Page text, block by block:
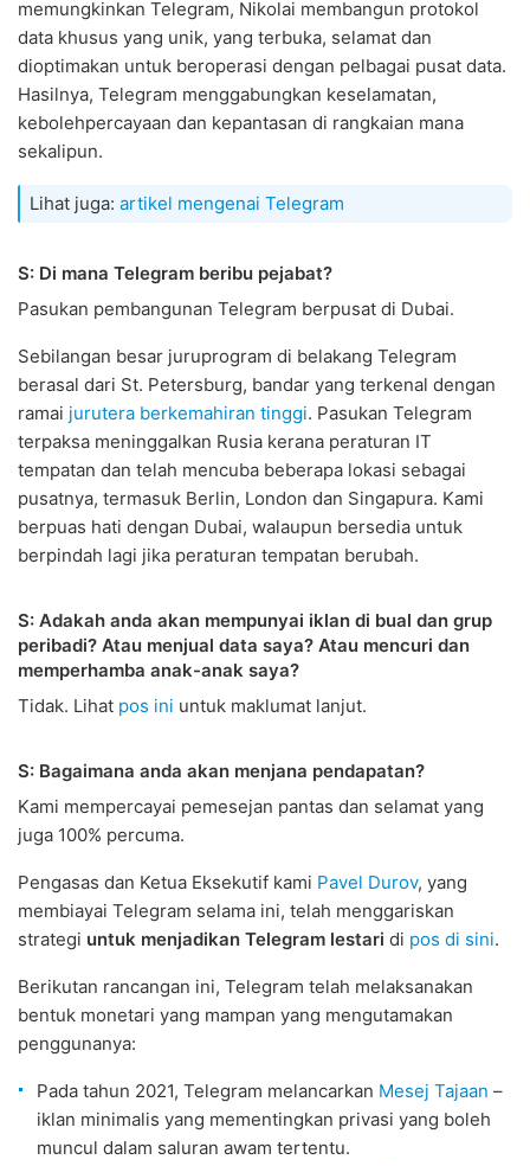
memungkinkan Telegram, Nikolai membangun protokol
data khusus yang unik, yang terbuka, selamat dan
dioptimakan untuk beroperasi dengan pelbagai pusat data.
Hasilnya, Telegram menggabungkan keselamatan,
kebolehpercayaan dan kepantasan di rangkaian mana
sekalipun.
Lihat juga: artikel mengenai Telegram
S: Di mana Telegram beribu pejabat?
Pasukan pembangunan Telegram berpusat di Dubai.
Sebilangan besar juruprogram di belakang Telegram
berasal dari St. Petersburg, bandar yang terkenal dengan
ramai jurutera berkemahiran tinggi. Pasukan Telegram
terpaksa meninggalkan Rusia kerana peraturan IT
tempatan dan telah mencuba beberapa lokasi sebagai
pusatnya, termasuk Berlin, London dan Singapura. Kami
berpuas hati dengan Dubai, walaupun bersedia untuk
berpindah lagi jika peraturan tempatan berubah.
S: Adakah anda akan mempunyai iklan di bual dan grup
peribadi? Atau menjual data saya? Atau mencuri dan
memperhamba anak-anak saya?
Tidak. Lihat pos ini untuk maklumat lanjut.
S: Bagaimana anda akan menjana pendapatan?
Kami mempercayai pemesejan pantas dan selamat yang
juga 100% percuma.
Pengasas dan Ketua Eksekutif kami Pavel Durov, yang
membiayai Telegram selama ini, telah menggariskan
strategi untuk menjadikan Telegram lestari di pos di sini.
Berikutan rancangan ini, Telegram telah melaksanakan
bentuk monetari yang mampan yang mengutamakan
penggunanya:
Pada tahun 2021, Telegram melancarkan Mesej Tajaan –
iklan minimalis yang mementingkan privasi yang boleh
muncul dalam saluran awam tertentu.